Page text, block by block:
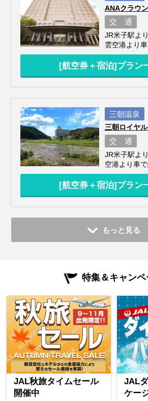
ANAクラウ
交 通
JR米子駅よ
雲空港より
[航空券＋宿泊]プラン
三朝温泉
三朝ロイヤ
交 通
JR米子駅よ
空港より車
[航空券＋宿泊]プラン
もっと見る
特集＆キャン
JAL秋旅タイムセール
開催中
JAL
ケー